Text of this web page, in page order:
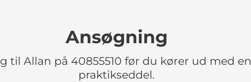
Ansøgning
til Allan på 40855510 før du kører ud med en
praktikseddel.